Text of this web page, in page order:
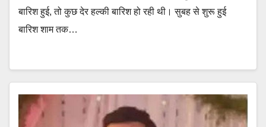
बारिश हुई, तो कुछ देर हल्की बारिश हो रही थी। सुबह से शुरू हुई
बारिश शाम तक…